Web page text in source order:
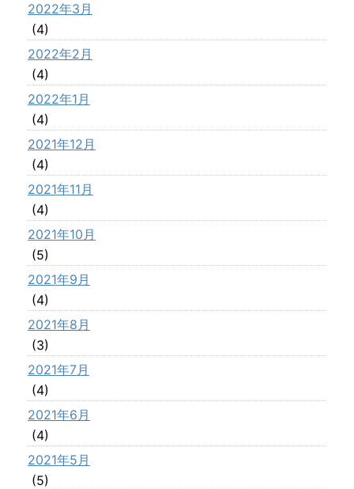
2022年3月
(4)
2022年2月
(4)
2022年1月
(4)
2021年12月
(4)
2021年11月
(4)
2021年10月
(5)
2021年9月
(4)
2021年8月
(3)
2021年7月
(4)
2021年6月
(4)
2021年5月
(5)